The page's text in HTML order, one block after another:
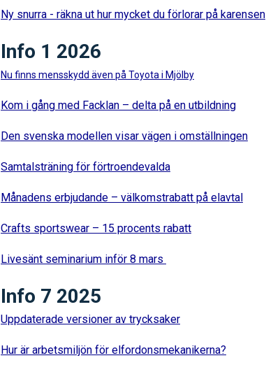
Ny snurra - räkna ut hur mycket du förlorar på karensen
Info 1 2026
Nu finns mensskydd även på Toyota i Mjölby
Kom i gång med Facklan – delta på en utbildning
Den svenska modellen visar vägen i omställningen
Samtalsträning för förtroendevalda
Månadens erbjudande – välkomstrabatt på elavtal
Crafts sportswear – 15 procents rabatt
Livesänt seminarium inför 8 mars
Info 7 2025
Uppdaterade versioner av trycksaker
Hur är arbetsmiljön för elfordonsmekanikerna?